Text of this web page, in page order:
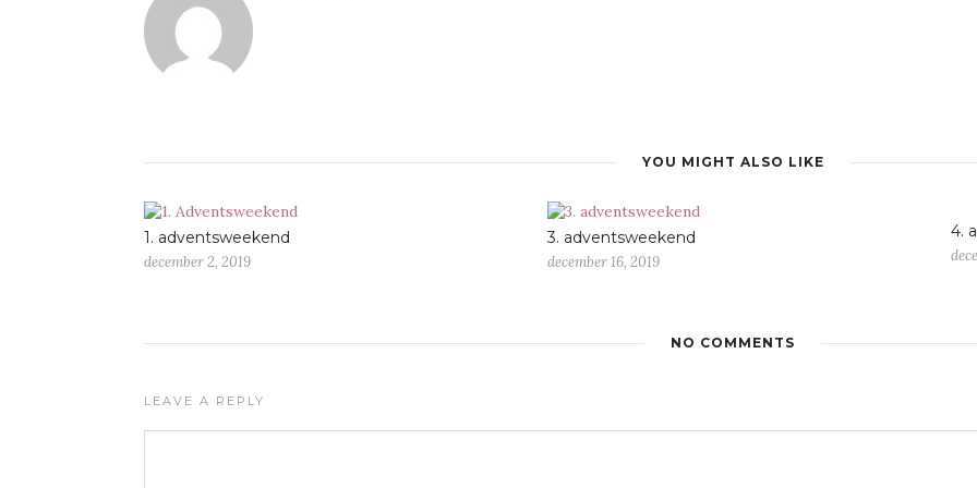
YOU MIGHT ALSO LIKE
1. adventsweekend
december 2, 2019
3. adventsweekend
december 16, 2019
4.
NO COMMENTS
LEAVE A REPLY